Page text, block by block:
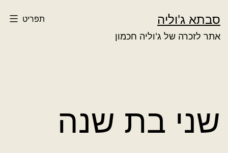
לתוכן
סבתא ג'וליה
אתר לזכרה של ג'וליה חכמון
תפריט
שני בת שנה